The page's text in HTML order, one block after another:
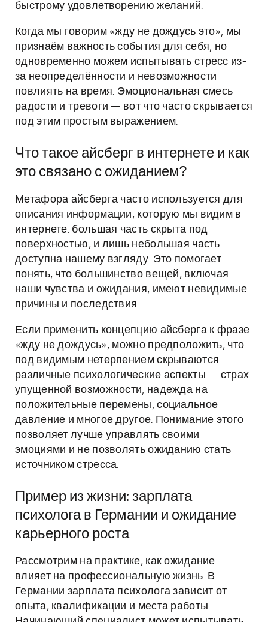
быстрому удовлетворению желаний.
Когда мы говорим «жду не дождусь это», мы
признаём важность события для себя, но
одновременно можем испытывать стресс из-
за неопределённости и невозможности
повлиять на время. Эмоциональная смесь
радости и тревоги — вот что часто скрывается
под этим простым выражением.
Что такое айсберг в интернете и как
это связано с ожиданием?
Метафора айсберга часто используется для
описания информации, которую мы видим в
интернете: большая часть скрыта под
поверхностью, и лишь небольшая часть
доступна нашему взгляду. Это помогает
понять, что большинство вещей, включая
наши чувства и ожидания, имеют невидимые
причины и последствия.
Если применить концепцию айсберга к фразе
«жду не дождусь», можно предположить, что
под видимым нетерпением скрываются
различные психологические аспекты — страх
упущенной возможности, надежда на
положительные перемены, социальное
давление и многое другое. Понимание этого
позволяет лучше управлять своими
эмоциями и не позволять ожиданию стать
источником стресса.
Пример из жизни: зарплата
психолога в Германии и ожидание
карьерного роста
Рассмотрим на практике, как ожидание
влияет на профессиональную жизнь. В
Германии зарплата психолога зависит от
опыта, квалификации и места работы.